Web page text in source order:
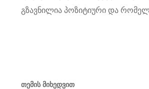
გზავნილია პოზიტიური და
თემის მიხედვით